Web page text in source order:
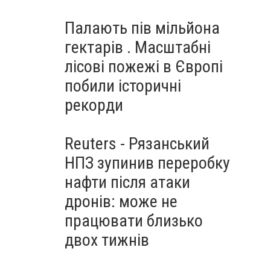
Палають пів мільйона
гектарів . Масштабні
лісові пожежі в Європі
побили історичні
рекорди
Reuters - Рязанський
НПЗ зупинив переробку
нафти після атаки
дронів: може не
працювати близько
двох тижнів